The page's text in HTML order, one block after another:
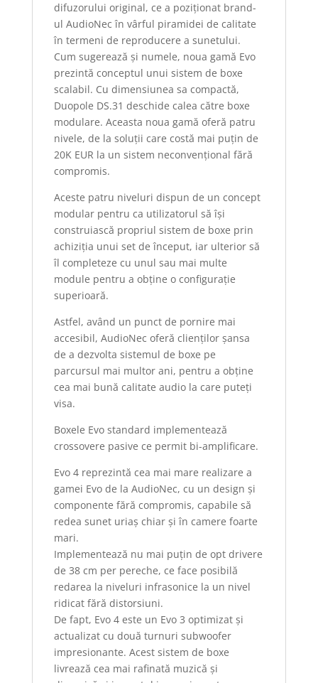
difuzorului original, ce a poziționat brand-
ul AudioNec în vârful piramidei de calitate
în termeni de reproducere a sunetului.
Cum sugerează și numele, noua gamă Evo
prezintă conceptul unui sistem de boxe
scalabil. Cu dimensiunea sa compactă,
Duopole DS.31 deschide calea către boxe
modulare. Aceasta noua gamă oferă patru
nivele, de la soluții care costă mai puțin de
20K EUR la un sistem neconvențional fără
compromis.
Aceste patru niveluri dispun de un concept
modular pentru ca utilizatorul să își
construiască propriul sistem de boxe prin
achiziția unui set de început, iar ulterior să
îl completeze cu unul sau mai multe
module pentru a obține o configurație
superioară.
Astfel, având un punct de pornire mai
accesibil, AudioNec oferă clienților șansa
de a dezvolta sistemul de boxe pe
parcursul mai multor ani, pentru a obține
cea mai bună calitate audio la care puteți
visa.
Boxele Evo standard implementează
crossovere pasive ce permit bi-amplificare.
Evo 4 reprezintă cea mai mare realizare a
gamei Evo de la AudioNec, cu un design și
componente fără compromis, capabile să
redea sunet uriaș chiar și în camere foarte
mari.
Implementează nu mai puțin de opt drivere
de 38 cm per pereche, ce face posibilă
redarea la niveluri infrasonice la un nivel
ridicat fără distorsiuni.
De fapt, Evo 4 este un Evo 3 optimizat și
actualizat cu două turnuri subwoofer
impresionante. Acest sistem de boxe
livrează cea mai rafinată muzică și